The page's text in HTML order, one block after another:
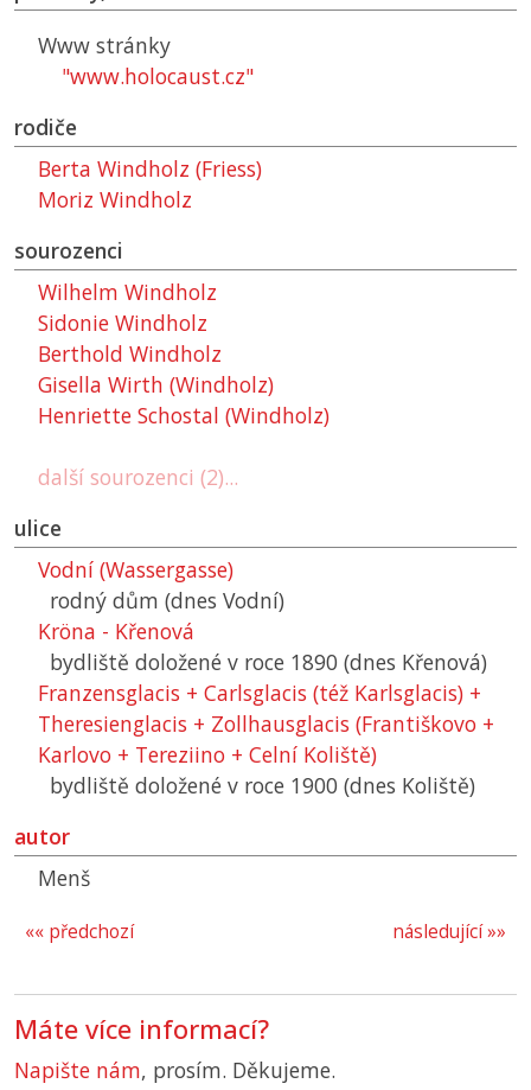
Www stránky
"www.holocaust.cz"
rodiče
Berta Windholz (Friess)
Moriz Windholz
sourozenci
Wilhelm Windholz
Sidonie Windholz
Berthold Windholz
Gisella Wirth (Windholz)
Henriette Schostal (Windholz)
další sourozenci (2)...
ulice
Vodní (Wassergasse)
rodný dům (dnes Vodní)
Kröna - Křenová
bydliště doložené v roce 1890 (dnes Křenová)
Franzensglacis + Carlsglacis (též Karlsglacis) +
Theresienglacis + Zollhausglacis (Františkovo +
Karlovo + Tereziino + Celní Koliště)
bydliště doložené v roce 1900 (dnes Koliště)
autor
Menš
následující »»
«« předchozí
Máte více informací?
Napište nám, prosím. Děkujeme.